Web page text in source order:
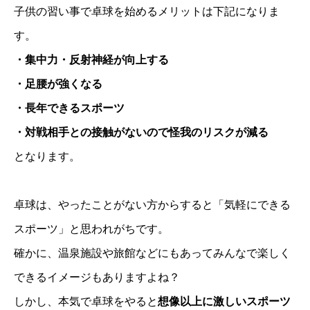
子供の習い事で卓球を始めるメリットは下記になりま
す。
・集中力・反射神経が向上する
・足腰が強くなる
・長年できるスポーツ
・対戦相手との接触がないので怪我のリスクが減る
となります。
卓球は、やったことがない方からすると「気軽にできる
スポーツ」と思われがちです。
確かに、温泉施設や旅館などにもあってみんなで楽しく
できるイメージもありますよね？
しかし、本気で卓球をやると想像以上に激しいスポーツ